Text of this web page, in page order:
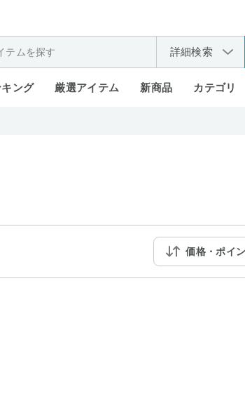
詳細検索
ング 厳選アイテム 新商品 カテゴリ
価格・ポイ